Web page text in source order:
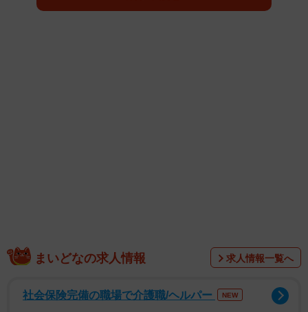
納得したというコメントに加えて
まいどなの求人情報 求人情報一覧へ
社会保険完備の職場で介護職/ヘルパー NEW